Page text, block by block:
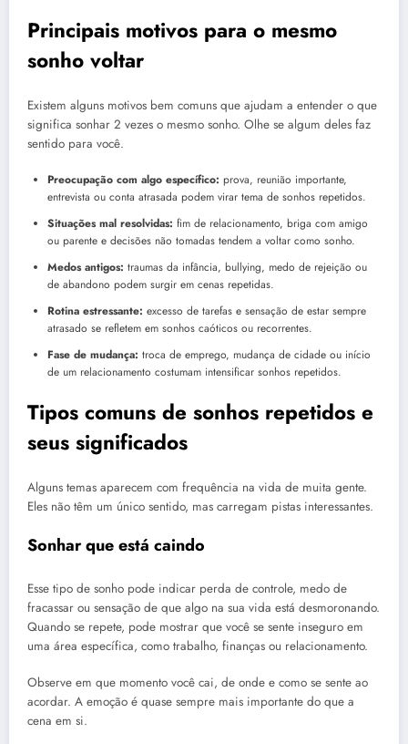
Principais motivos para o mesmo
sonho voltar
Existem alguns motivos bem comuns que ajudam a entender o que
significa sonhar 2 vezes o mesmo sonho. Olhe se algum deles faz
sentido para você.
Preocupação com algo específico: prova, reunião importante,
entrevista ou conta atrasada podem virar tema de sonhos repetidos.
Situações mal resolvidas: fim de relacionamento, briga com amigo
ou parente e decisões não tomadas tendem a voltar como sonho.
Medos antigos: traumas da infância, bullying, medo de rejeição ou
de abandono podem surgir em cenas repetidas.
Rotina estressante: excesso de tarefas e sensação de estar sempre
atrasado se refletem em sonhos caóticos ou recorrentes.
Fase de mudança: troca de emprego, mudança de cidade ou início
de um relacionamento costumam intensificar sonhos repetidos.
Tipos comuns de sonhos repetidos e
seus significados
Alguns temas aparecem com frequência na vida de muita gente.
Eles não têm um único sentido, mas carregam pistas interessantes.
Sonhar que está caindo
Esse tipo de sonho pode indicar perda de controle, medo de
fracassar ou sensação de que algo na sua vida está desmoronando.
Quando se repete, pode mostrar que você se sente inseguro em
uma área específica, como trabalho, finanças ou relacionamento.
Observe em que momento você cai, de onde e como se sente ao
acordar. A emoção é quase sempre mais importante do que a
cena em si.